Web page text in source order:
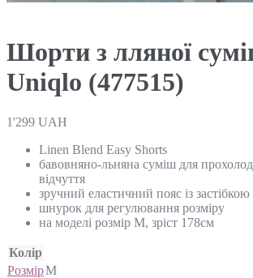
Шорти з лляної
Uniqlo (477515)
1'299 UAH
Linen Blend Easy Shorts
бавовняно-льняна суміш для
відчуття
зручний еластичний пояс із
шнурок для регулювання розміру
на моделі розмір M, зріст 178см
Колір
РозмірM